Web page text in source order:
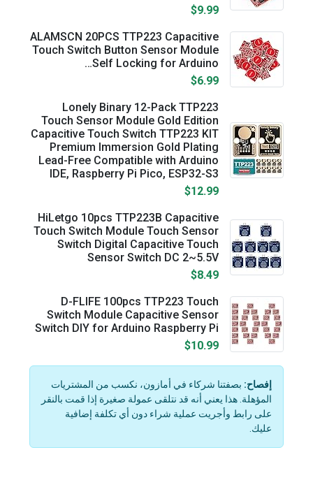
$9.99
ALAMSCN 20PCS TTP223 Capacitive
Touch Switch Button Sensor Module
Self Locking for Arduino…
$6.99
Lonely Binary 12-Pack TTP223
Touch Sensor Module Gold Edition
Capacitive Touch Switch TTP223 KIT
Premium Immersion Gold Plating
Lead-Free Compatible with Arduino
IDE, Raspberry Pi Pico, ESP32-S3
$12.99
HiLetgo 10pcs TTP223B Capacitive
Touch Switch Module Touch Sensor
Switch Digital Capacitive Touch
Sensor Switch DC 2~5.5V
$8.49
D-FLIFE 100pcs TTP223 Touch
Switch Module Capacitive Sensor
Switch DIY for Arduino Raspberry Pi
$10.99
إفصاح:بصفتنا شركاء في أمازون، نكسب من المشتريات
المؤهلة. هذا يعني أنه قد نتلقى عمولة صغيرة إذا قمت بالنقر
على رابط وأجريت عملية شراء دون أي تكلفة إضافية
عليك.